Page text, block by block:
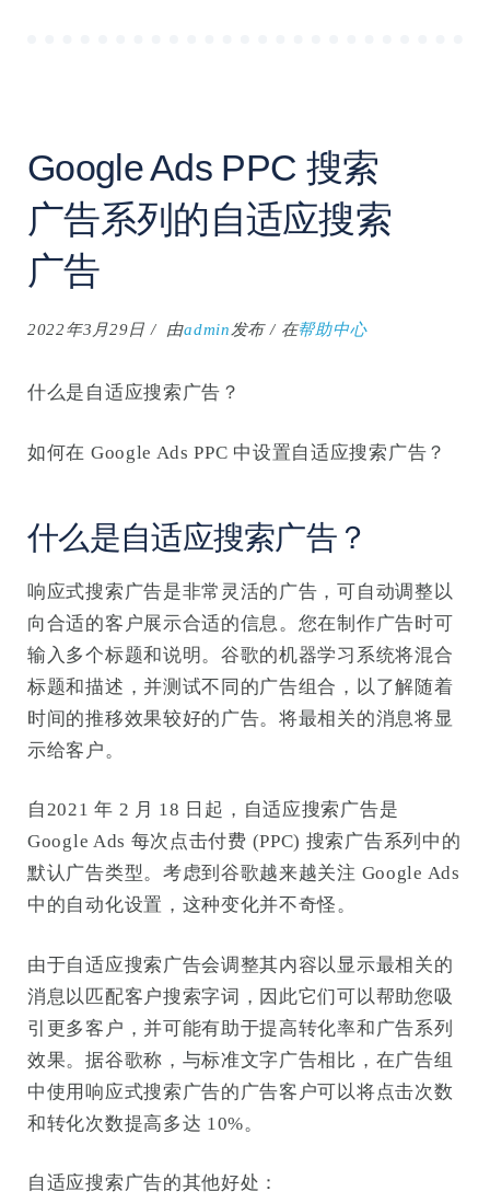
Google Ads PPC 搜索
广告系列的自适应搜索
广告
2022年3月29日 由admin发布 在帮助中心
什么是自适应搜索广告？
如何在 Google Ads PPC 中设置自适应搜索广告？
什么是自适应搜索广告？
响应式搜索广告是非常灵活的广告，可自动调整以
向合适的客户展示合适的信息。您在制作广告时可
输入多个标题和说明。谷歌的机器学习系统将混合
标题和描述，并测试不同的广告组合，以了解随着
时间的推移效果较好的广告。将最相关的消息将显
示给客户。
自2021 年 2 月 18 日起，自适应搜索广告是
Google Ads 每次点击付费 (PPC) 搜索广告系列中的
默认广告类型。考虑到谷歌越来越关注 Google Ads
中的自动化设置，这种变化并不奇怪。
由于自适应搜索广告会调整其内容以显示最相关的
消息以匹配客户搜索字词，因此它们可以帮助您吸
引更多客户，并可能有助于提高转化率和广告系列
效果。据谷歌称，与标准文字广告相比，在广告组
中使用响应式搜索广告的广告客户可以将点击次数
和转化次数提高多达 10%。
自适应搜索广告的其他好处：